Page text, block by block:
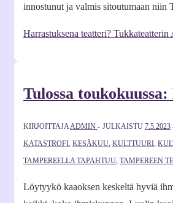
innostunut ja valmis sitoutumaan
Harrastuksena teatteri?
Tulossa
KIRJOITTAJA ADMIN JULKAISTU 7.5.2023
KATASTROFI KESÄKUU KULTTUURI
TAMPEREELLA TAPAHTUU TAMPEREEN
Löytyykö kaaoksen keskeltä hyviä